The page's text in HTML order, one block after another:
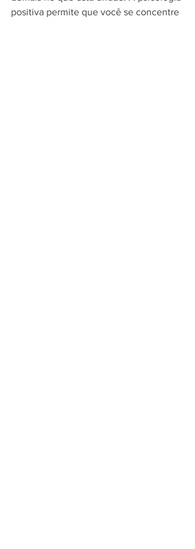
positiva permite que você se concentre